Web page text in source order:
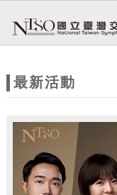
站
題
最新活動